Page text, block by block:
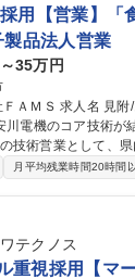
用【営業】「
品法人営業
35万円
」で創る未来の食卓/安川電機100%子会
技術営業として、
を期待しております
カタチを変えていく
採用【営業】「食×
月平均残業時間20時間
テクノス
重視採用【マ